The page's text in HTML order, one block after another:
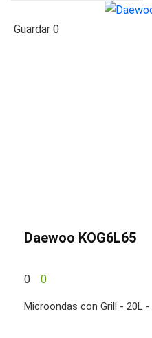
Guardar 0
Daewoo KOG6L65
0 0
Microondas con Grill - 20L